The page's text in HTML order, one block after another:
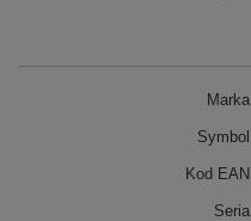
Marka
Symbol
Kod EAN
Seria